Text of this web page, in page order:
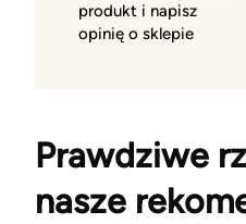
produkt i napisz
opinię o sklepie
Prawdziwe
nasze